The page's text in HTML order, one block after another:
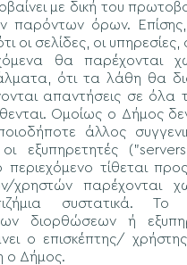
με δική του
παρόντων όρων.
οι σελίδες, οι υπηρεσίες,
θα παρέχονται
ότι τα λάθη θα
απαντήσεις σε όλα
Ομοίως ο Δήμος
άλλος
εξυπηρετητές
περιεχόμενο τίθεται
χρηστών παρέχονται
συστατικά. Το
διορθώσεων ή
ο επισκέπτης/
ο Δήμος.